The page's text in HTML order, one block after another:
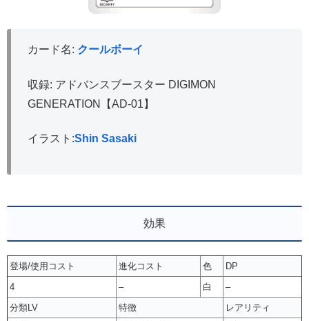
カード名: クールボーイ
収録: アドバンスブースター DIGIMON
GENERATION【AD-01】
イラスト:Shin Sasaki
効果
登場/使用コスト 進化コスト 色
DP
4
– 白
–
分類LV
特徴
レアリティ